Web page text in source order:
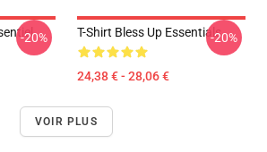
-20% T-Shirt Bless Up Essentials
24,38 € - 28,06 €
-20%
VOIR PLUS